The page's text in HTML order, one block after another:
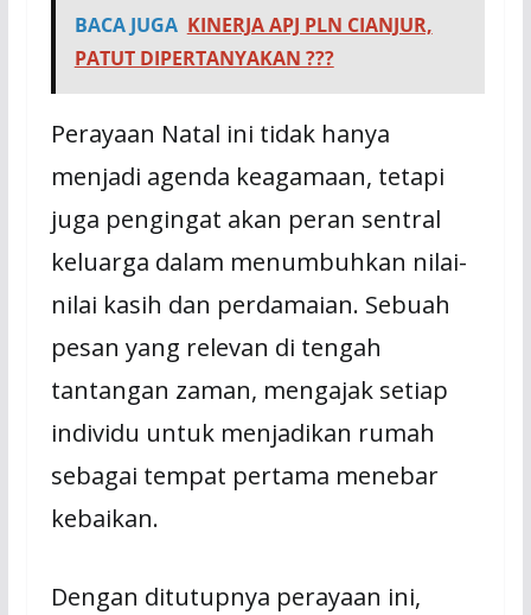
BACA JUGA KINERJA APJ PLN CIANJUR,
PATUT DIPERTANYAKAN ???
Perayaan Natal ini tidak hanya
menjadi agenda keagamaan, tetapi
juga pengingat akan peran sentral
keluarga dalam menumbuhkan nilai-
nilai kasih dan perdamaian. Sebuah
pesan yang relevan di tengah
tantangan zaman, mengajak setiap
individu untuk menjadikan rumah
sebagai tempat pertama menebar
kebaikan.
Dengan ditutupnya perayaan ini,